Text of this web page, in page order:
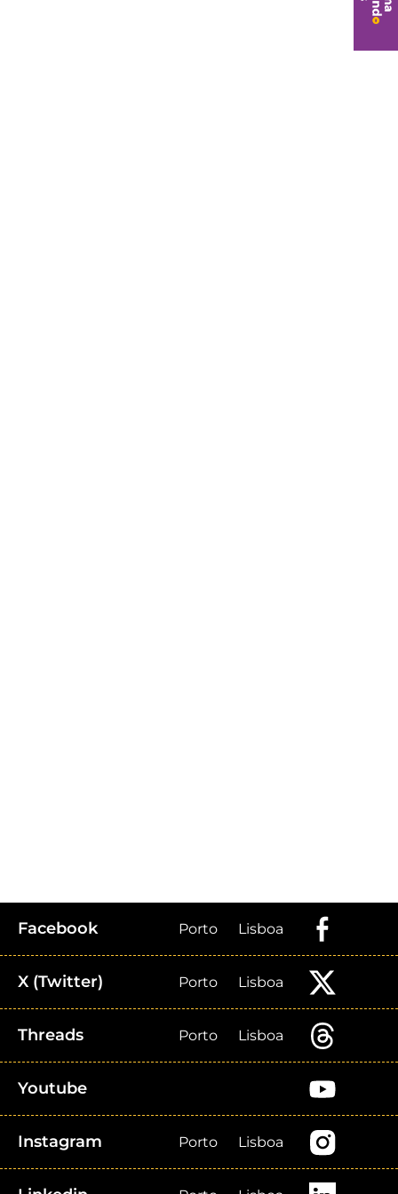
Facebook Porto Lisboa
X (Twitter) Porto Lisboa
Threads Porto Lisboa
Youtube
Instagram Porto Lisboa